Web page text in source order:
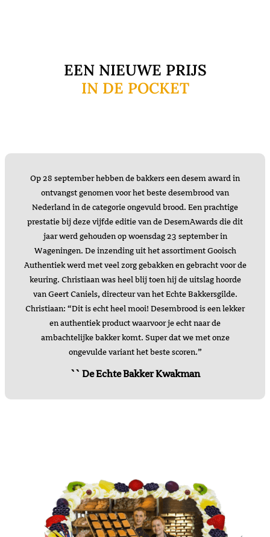
EEN NIEUWE PRIJS
IN DE POCKET
Op 28 september hebben de bakkers een desem award in
ontvangst genomen voor het beste desembrood van
Nederland in de categorie ongevuld brood. Een prachtige
prestatie bij deze vijfde editie van de DesemAwards die dit
jaar werd gehouden op woensdag 23 september in
Wageningen. De inzending uit het assortiment Gooisch
Authentiek werd met veel zorg gebakken en gebracht voor de
keuring. Christiaan was heel blij toen hij de uitslag hoorde
van Geert Caniels, directeur van het Echte Bakkersgilde.
Christiaan: “Dit is echt heel mooi! Desembrood is een lekker
en authentiek product waarvoor je echt naar de
ambachtelijke bakker komt. Super dat we met onze
ongevulde variant het beste scoren.”
`` De Echte Bakker Kwakman